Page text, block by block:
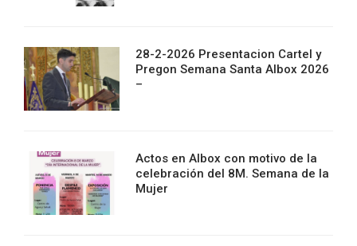
28-2-2026 Presentacion Cartel y
Pregon Semana Santa Albox 2026
–
Actos en Albox con motivo de la
celebración del 8M. Semana de la
Mujer